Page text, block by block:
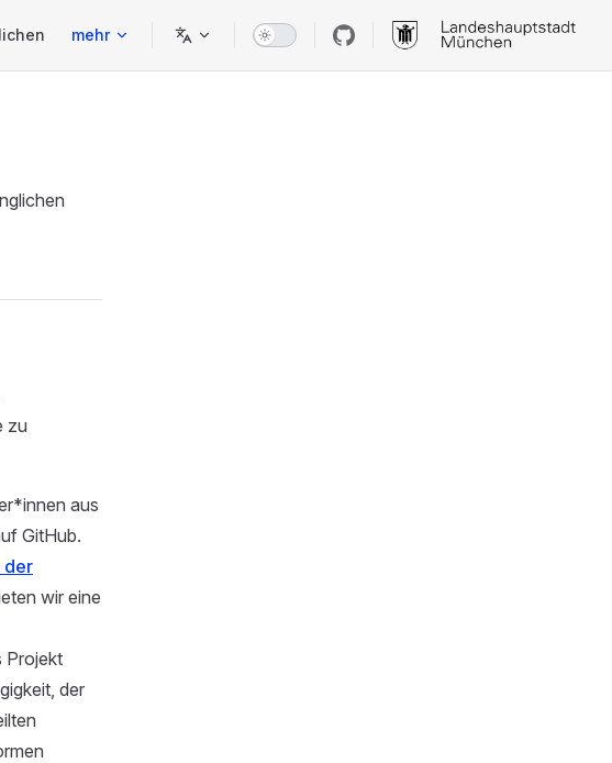
mehr
zu
aus
GitHub.
der
wir eine
Projekt
der